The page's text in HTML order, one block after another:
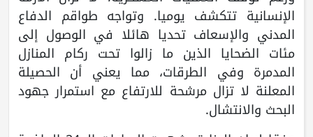
الإنسانية تتكشف يوميا. وتواجه طواقم الدفاع
المدني والإسعاف تحديا هائلا في الوصول إلى
مئات الضحايا الذين ما زالوا تحت ركام المنازل
المدمرة وفي الطرقات، مما يعني أن الحصيلة
المعلنة لا تزال مرشحة للارتفاع مع استمرار جهود
البحث والانتشال.